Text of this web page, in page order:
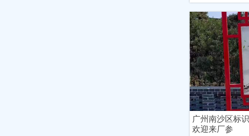
广州南沙区标
欢迎来厂参